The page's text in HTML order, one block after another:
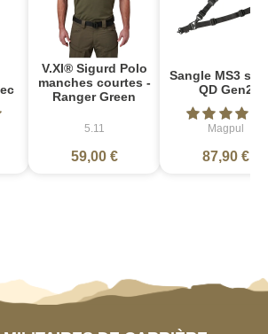
V.XI® Sigurd Polo
manches courtes -
Ranger Green
5.11
59,00 €
Sangle MS3
QD Gen2
Magpul
87,90 €